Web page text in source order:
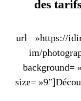
des
url= »https://
im/
background=
size=